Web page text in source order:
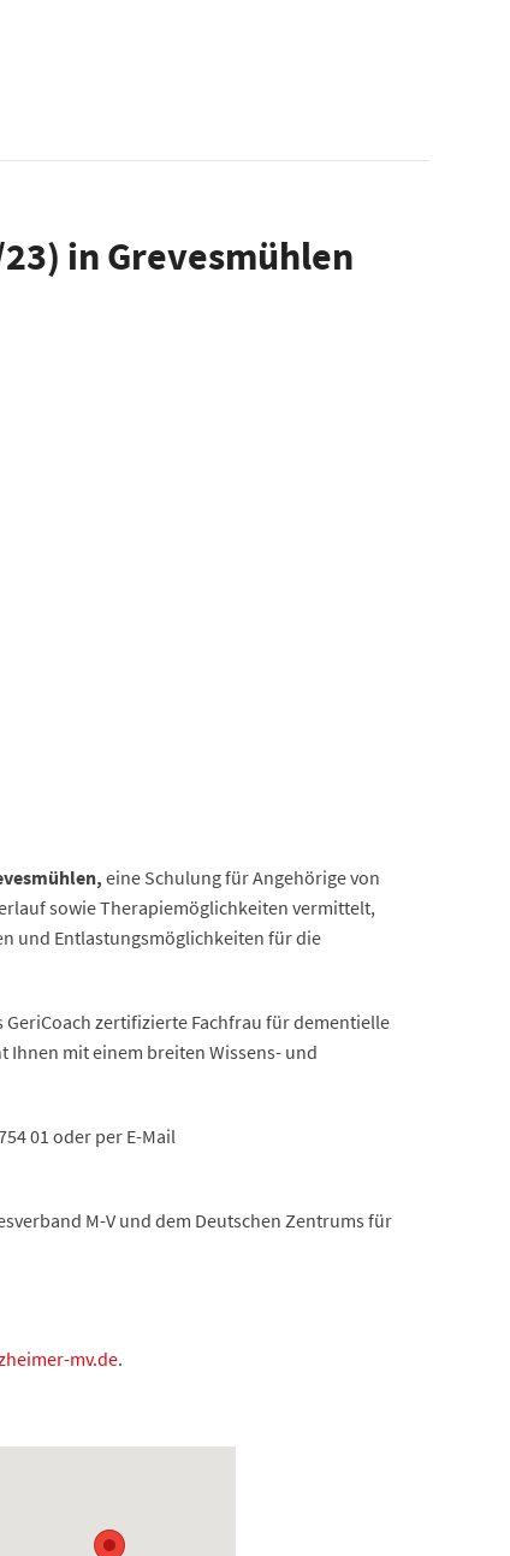
in Grevesmühlen
eine Schulung für Angehörige von
sowie Therapiemöglichkeiten vermittelt,
und Entlastungsmöglichkeiten für die
zertifizierte Fachfrau für dementielle
Ihnen mit einem breiten Wissens- und
01 oder per E-Mail
M-V und dem Deutschen Zentrums für
mv.de.